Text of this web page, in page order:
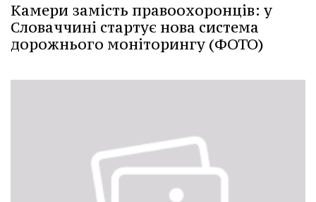
Камери замість правоохоронців: у
Словаччині стартує нова система
дорожнього моніторингу (ФОТО)